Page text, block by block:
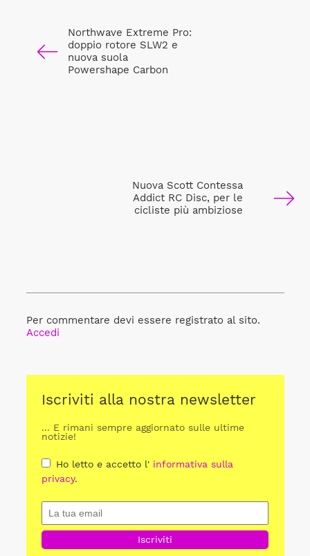
Northwave Extreme Pro:
doppio rotore SLW2 e
nuova suola
Powershape Carbon
Nuova Scott Contessa
Addict RC Disc, per le
cicliste più ambiziose
Per commentare devi essere registrato al sito.
Accedi
Iscriviti alla nostra newsletter
... E rimani sempre aggiornato sulle ultime
notizie!
Ho letto e accetto l' informativa sulla
privacy.